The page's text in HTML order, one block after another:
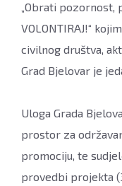
„Obrati
VOLONTIRAJ!“
civilnog društva,
Grad Bjelovar je
Uloga Grada
prostor za
promociju, te
provedbi projekta